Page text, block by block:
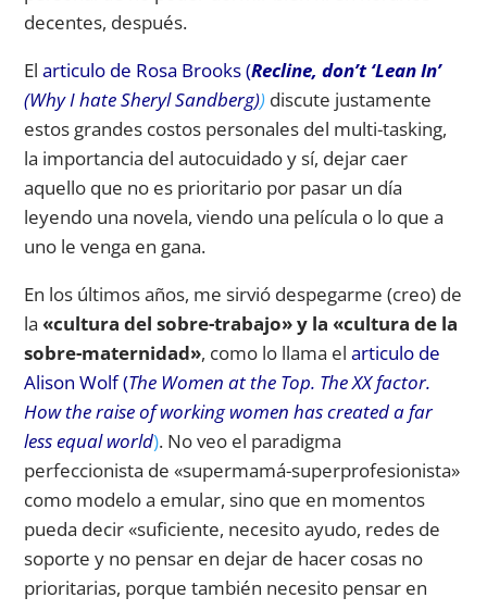
decentes, después.
Elarticulo de Rosa Brooks (Recline, don’t ‘Lean In’
(Why I hate Sheryl Sandberg)) discute justamente
estos grandes costos personales del multi-tasking,
la importancia del autocuidado y sí, dejar caer
aquello que no es prioritario por pasar un día
leyendo una novela, viendo una película o lo que a
uno le venga en gana.
En los últimos años, me sirvió despegarme (creo) de
la «cultura del sobre-trabajo» y la «cultura de la
sobre-maternidad», como lo llama elarticulo de
Alison Wolf (The Women at the Top. The XX factor.
How the raise of working women has created a far
less equal world). No veo el paradigma
perfeccionista de «supermamá-superprofesionista»
como modelo a emular, sino que en momentos
pueda decir «suficiente, necesito ayudo, redes de
soporte y no pensar en dejar de hacer cosas no
prioritarias, porque también necesito pensar en